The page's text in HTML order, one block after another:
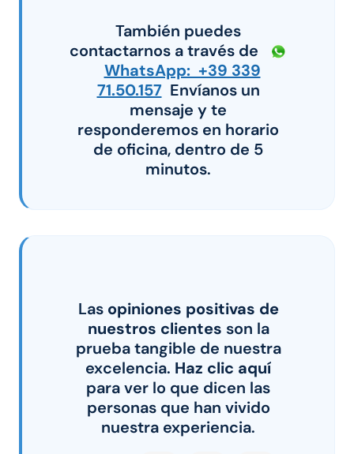
También puedes
contactarnos a través de
WhatsApp: +39 339
71.50.157Envíanos un
mensaje y te
responderemos en horario
de oficina, dentro de 5
minutos.
Las opiniones positivas de
nuestros clientes son la
prueba tangible de nuestra
excelencia. Haz clic aquí
para ver lo que dicen las
personas que han vivido
nuestra experiencia.